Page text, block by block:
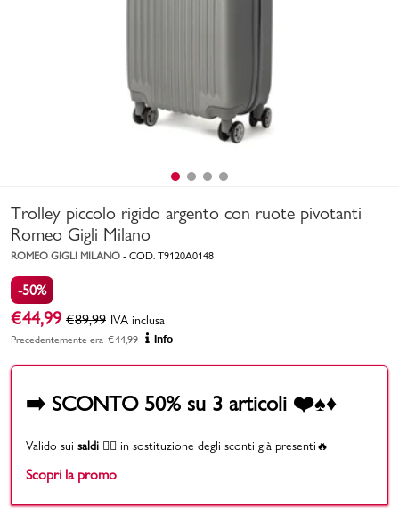
Marchi
Carrello
Promo & News
negozi
Trolley piccolo rigido argento con ruote pivotanti
Romeo Gigli Milano
ROMEO GIGLI MILANO - COD. T9120A0148
-50%
€44,99 €89,99 IVA inclusa
Precedentemente era €44,99 Info
➡️ SCONTO 50% su 3 articoli ❤️♠️♦️
Valido sui saldi 👉🏻 in sostituzione degli sconti già presenti🔥
Scopri la promo